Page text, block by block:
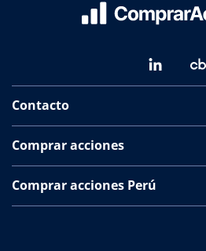
Contacto
Comprar acciones
Comprar acciones Perú